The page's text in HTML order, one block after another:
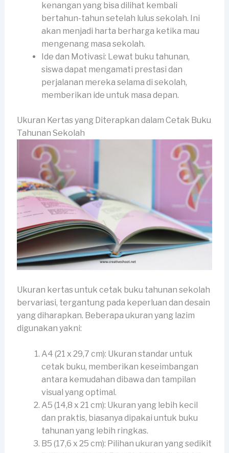
kenangan yang bisa dilihat kembali
bertahun-tahun setelah lulus sekolah. Ini
akan menjadi harta berharga ketika mau
mengenang masa sekolah.
Ide dan Motivasi: Lewat buku tahunan,
siswa dapat mengamati prestasi dan
perjalanan mereka selama di sekolah,
memberikan ide untuk masa depan.
Ukuran Kertas yang Diterapkan dalam Cetak Buku
Tahunan Sekolah
Ukuran kertas untuk cetak buku tahunan sekolah
bervariasi, tergantung pada keperluan dan desain
yang diharapkan. Beberapa ukuran yang lazim
digunakan yakni:
A4 (21 x 29,7 cm): Ukuran standar untuk
cetak buku, memberikan keseimbangan
antara kemudahan dibawa dan tampilan
visual yang optimal.
A5 (14,8 x 21 cm): Ukuran yang lebih kecil
dan praktis, biasanya dipakai untuk buku
tahunan yang lebih ringkas.
B5 (17,6 x 25 cm): Pilihan ukuran yang sedikit